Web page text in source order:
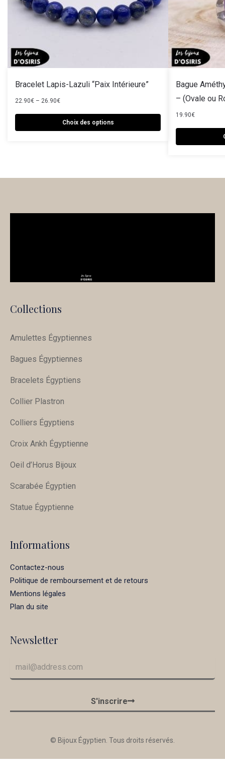
Bracelet Lapis-Lazuli “Paix Intérieure”
22.90€ – 26.90€
Choix des options
Bague
– (Ovale ou
19.90€
Collections
Amulettes Égyptiennes
Bagues Égyptiennes
Bracelets Égyptiens
Collier Plastron
Colliers Égyptiens
Croix Ankh Égyptienne
Oeil d’Horus Bijoux
Scarabée Égyptien
Statue Égyptienne
Informations
Contactez-nous
Politique de remboursement et de retours
Mentions légales
Plan du site
Newsletter
S'inscrire
© Bijoux Égyptien. Tous droits réservés.